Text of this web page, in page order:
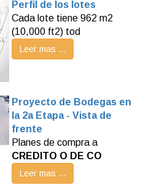
Perfil de los lotes
Cada lote tiene 962 m2
(10,000 ft2) tod
Leer mas ...
Proyecto de Bodegas en
la 2a Etapa - Vista de
frente
Planes de compra a
CREDITO O DE CO
Leer mas ...